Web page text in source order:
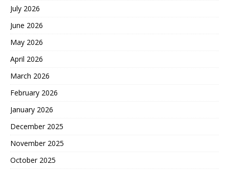
July 2026
June 2026
May 2026
April 2026
March 2026
February 2026
January 2026
December 2025
November 2025
October 2025